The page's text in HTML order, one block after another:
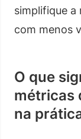
simplifique a
com menos
O que
métricas
na